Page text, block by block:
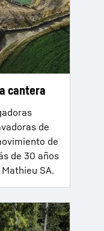
cantera
de
de
de 30 años
SA.